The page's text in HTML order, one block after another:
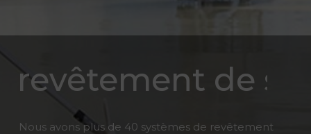
revêtement de sol
Nous avons plus de 40 systèmes de revêtement